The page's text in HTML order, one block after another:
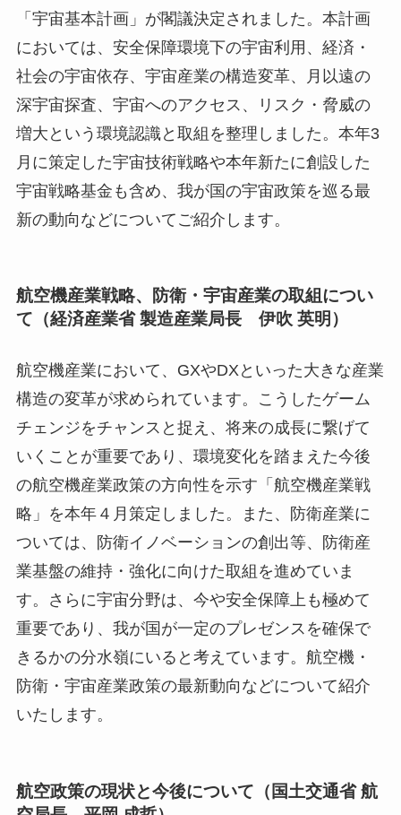
「宇宙基本計画」が閣議決定されました。本計画
においては、安全保障環境下の宇宙利用、経済・
社会の宇宙依存、宇宙産業の構造変革、月以遠の
深宇宙探査、宇宙へのアクセス、リスク・脅威の
増大という環境認識と取組を整理しました。本年3
月に策定した宇宙技術戦略や本年新たに創設した
宇宙戦略基金も含め、我が国の宇宙政策を巡る最
新の動向などについてご紹介します。
航空機産業戦略、防衛・宇宙産業の取組につい
て（経済産業省 製造産業局長 伊吹 英明）
航空機産業において、GXやDXといった大きな産業
構造の変革が求められています。こうしたゲーム
チェンジをチャンスと捉え、将来の成長に繋げて
いくことが重要であり、環境変化を踏まえた今後
の航空機産業政策の方向性を示す「航空機産業戦
略」を本年４月策定しました。また、防衛産業に
ついては、防衛イノベーションの創出等、防衛産
業基盤の維持・強化に向けた取組を進めていま
す。さらに宇宙分野は、今や安全保障上も極めて
重要であり、我が国が一定のプレゼンスを確保で
きるかの分水嶺にいると考えています。航空機・
防衛・宇宙産業政策の最新動向などについて紹介
いたします。
航空政策の現状と今後について（国土交通省 航